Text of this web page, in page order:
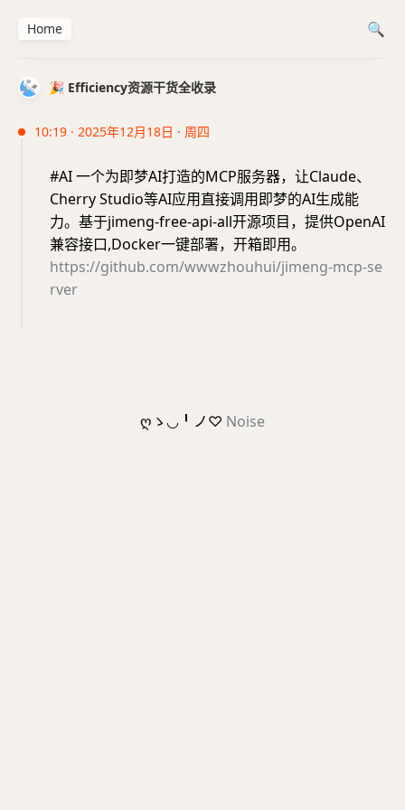
🎉 Efficiency资源干货全收录
10:19 · 2025年12月18日 · 周四
#AI 一个为即梦AI打造的MCP服务器，让Claude、
Cherry Studio等AI应用直接调用即梦的AI生成能
力。基于jimeng-free-api-all开源项目，提供OpenAI
兼容接口,Docker一键部署，开箱即用。
https://github.com/wwwzhouhui/jimeng-mcp-se
rver
Home
ღゝ◡╹ノ♡ Noise